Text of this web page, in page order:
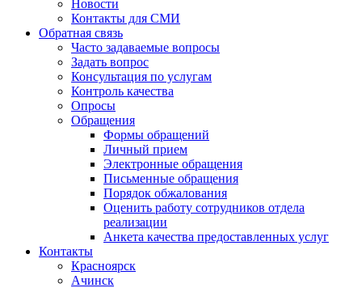
Новости
Контакты для СМИ
Обратная связь
Часто задаваемые вопросы
Задать вопрос
Консультация по услугам
Контроль качества
Опросы
Обращения
Формы обращений
Личный прием
Электронные обращения
Письменные обращения
Порядок обжалования
Оценить работу сотрудников отдела
реализации
Анкета качества предоставленных услуг
Контакты
Красноярск
Ачинск